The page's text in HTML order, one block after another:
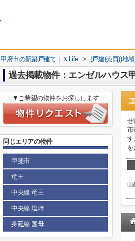
甲府市の新築戸建て｜＆Life > (戸建(売買))地
過去掲載物件：エンゼルハウス
ぜ
市
す
を
山
▼ご希望の物件をお探しします
同じエリアの物件
甲斐市
竜王
中央線 竜王
中央線 塩崎
身延線 国母